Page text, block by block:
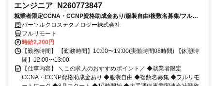
エンジニア_N260773847
就業者限定CCNA・CCNP資格助成金あり/服装自由/複数名募集/フルリ
モートワーク/8月スタート/10時開始/大手通信事業関連会社勤務
パーソルクロステクノロジー株式会社
フルリモート
時給2,200円
【勤務時間】 【勤務時間】10:00〜19:00(実働時間08時間) 【休憩時
間】12:00〜13:00
【仕事内容】 ＼この求人のおすすめポイント／ ◆就業者限定
CCNA・CCNP資格助成金あり ◆服装自由 ◆複数名募集 ◆フルリモ